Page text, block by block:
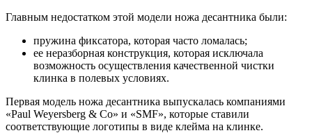
Главным недостатком этой модели ножа десантника были:
пружина фиксатора, которая часто ломалась;
ее неразборная конструкция, которая исключала
возможность осуществления качественной чистки
клинка в полевых условиях.
Первая модель ножа десантника выпускалась компаниями
«Paul Weyersberg & Co» и «SMF», которые ставили
соответствующие логотипы в виде клейма на клинке.